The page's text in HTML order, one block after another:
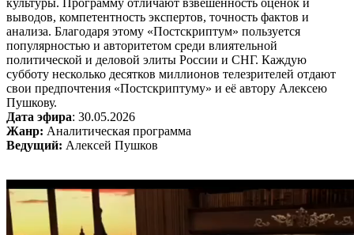
выводов, компетентность экспертов, точность фактов и
анализа. Благодаря этому «Постскриптум» пользуется
популярностью и авторитетом среди влиятельной
политической и деловой элиты России и СНГ. Каждую
субботу несколько десятков миллионов телезрителей отдают
свои предпочтения «Постскриптуму» и её автору Алексею
Пушкову.
Дата эфира: 30.05.2026
Жанр: Аналитическая программа
Ведущий: Алексей Пушков